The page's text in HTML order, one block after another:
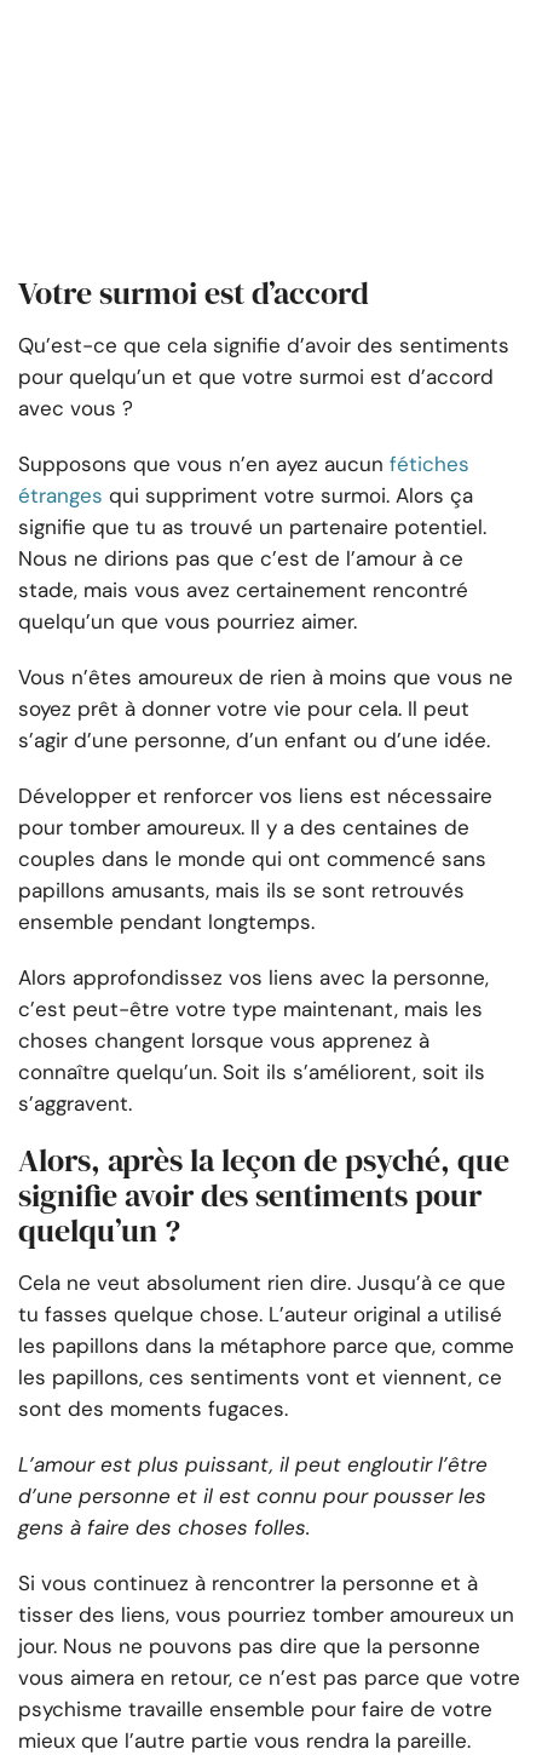
Votre surmoi est d’accord
Qu’est-ce que cela signifie d’avoir des sentiments
pour quelqu’un et que votre surmoi est d’accord
avec vous ?
Supposons que vous n’en ayez aucun fétiches
étranges qui suppriment votre surmoi. Alors ça
signifie que tu as trouvé un partenaire potentiel.
Nous ne dirions pas que c’est de l’amour à ce
stade, mais vous avez certainement rencontré
quelqu’un que vous pourriez aimer.
Vous n’êtes amoureux de rien à moins que vous ne
soyez prêt à donner votre vie pour cela. Il peut
s’agir d’une personne, d’un enfant ou d’une idée.
Développer et renforcer vos liens est nécessaire
pour tomber amoureux. Il y a des centaines de
couples dans le monde qui ont commencé sans
papillons amusants, mais ils se sont retrouvés
ensemble pendant longtemps.
Alors approfondissez vos liens avec la personne,
c’est peut-être votre type maintenant, mais les
choses changent lorsque vous apprenez à
connaître quelqu’un. Soit ils s’améliorent, soit ils
s’aggravent.
Alors, après la leçon de psyché, que
signifie avoir des sentiments pour
quelqu’un ?
Cela ne veut absolument rien dire. Jusqu’à ce que
tu fasses quelque chose. L’auteur original a utilisé
les papillons dans la métaphore parce que, comme
les papillons, ces sentiments vont et viennent, ce
sont des moments fugaces.
L’amour est plus puissant, il peut engloutir l’être
d’une personne et il est connu pour pousser les
gens à faire des choses folles.
Si vous continuez à rencontrer la personne et à
tisser des liens, vous pourriez tomber amoureux un
jour. Nous ne pouvons pas dire que la personne
vous aimera en retour, ce n’est pas parce que votre
psychisme travaille ensemble pour faire de votre
mieux que l’autre partie vous rendra la pareille.